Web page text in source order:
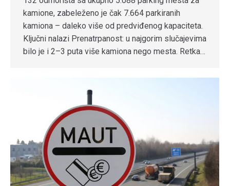
kamione, zabeleženo je čak 7.664 parkiranih
kamiona – daleko više od predviđenog kapaciteta.
Ključni nalazi Prenatrpanost: u najgorim slučajevima
bilo je i 2–3 puta više kamiona nego mesta. Retka…